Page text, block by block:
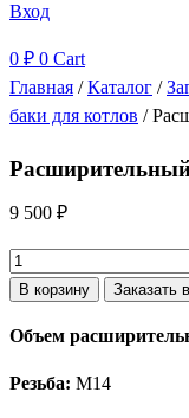
Вход
0 ₽ 0 Cart
Главная /Каталог /
баки для котлов /
9 500 ₽
Количество
товара
бак
"Baxi"
В корзину Заказать
Объем
Резьба: M14